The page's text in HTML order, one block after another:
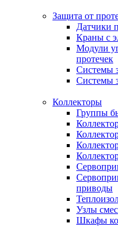
Защита от
Датчики
Краны с
Модули
протечек
Системы
Системы
Коллекторы
Группы
приводы
Узлы
Шкафы